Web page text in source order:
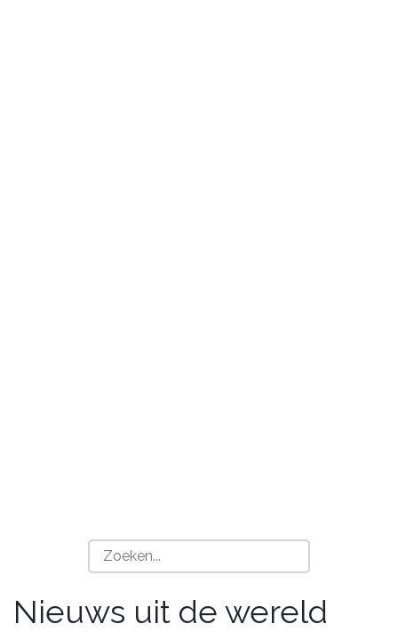
Nieuws uit de wereld